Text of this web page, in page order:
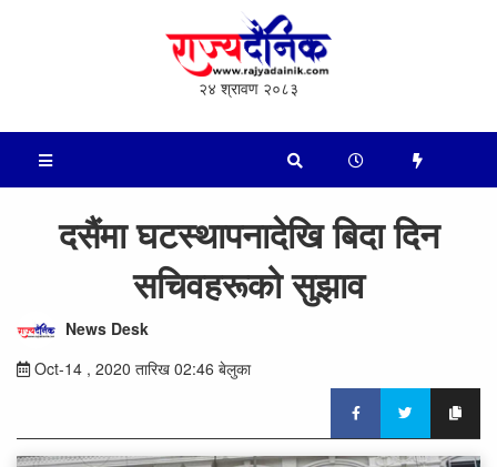
२४ श्रावण २०८३
दसैंमा घटस्थापनादेखि बिदा दिन
सचिवहरूको सुझाव
News Desk
Oct-14 , 2020 तारिख 02:46 बेलुका